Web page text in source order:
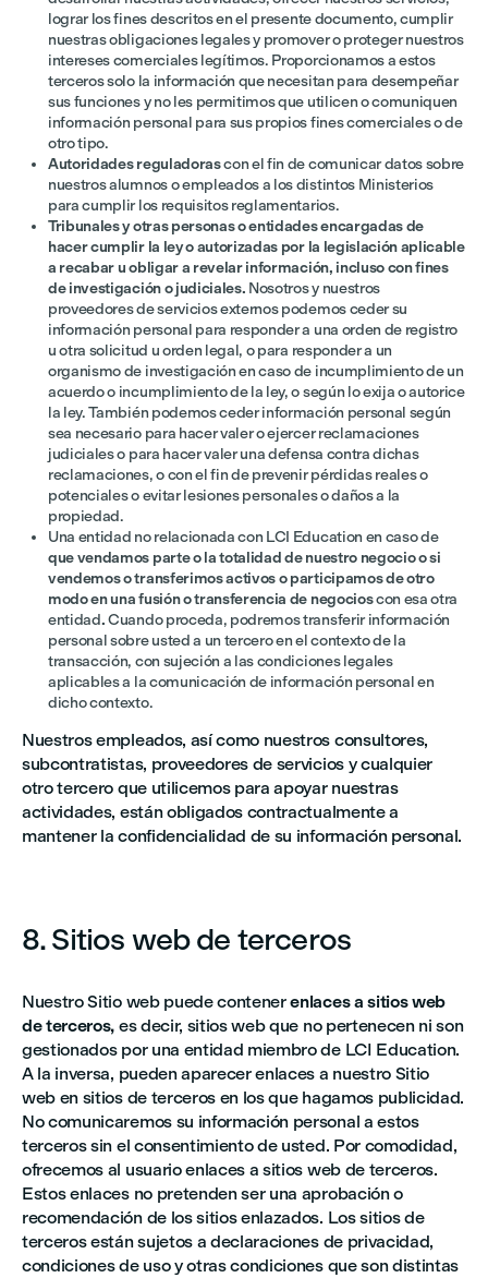
lograr los fines descritos en el presente documento, cumplir
nuestras obligaciones legales y promover o proteger nuestros
intereses comerciales legítimos. Proporcionamos a estos
terceros solo la información que necesitan para desempeñar
sus funciones y no les permitimos que utilicen o comuniquen
información personal para sus propios fines comerciales o de
otro tipo.
Autoridades reguladorascon el fin de comunicar datos sobre
nuestros alumnos o empleados a los distintos Ministerios
para cumplir los requisitos reglamentarios.
Tribunales y otras personas o entidades encargadas de
hacer cumplir la ley o autorizadas por la legislación aplicable
a recabar u obligar a revelar información, incluso con fines
de investigación o judiciales. Nosotros y nuestros
proveedores de servicios externos podemos ceder su
información personal para responder a una orden de registro
u otra solicitud u orden legal, o para responder a un
organismo de investigación en caso de incumplimiento de un
acuerdo o incumplimiento de la ley, o según lo exija o autorice
la ley. También podemos ceder información personal según
sea necesario para hacer valer o ejercer reclamaciones
judiciales o para hacer valer una defensa contra dichas
reclamaciones, o con el fin de prevenir pérdidas reales o
potenciales o evitar lesiones personales o daños a la
propiedad.
Una entidad no relacionada con LCI Education en caso de
que vendamos parte o la totalidad de nuestro negocio o si
vendemos o transferimos activos o participamos de otro
modo en una fusión o transferencia de negocioscon esa otra
entidad.Cuando proceda, podremos transferir información
personal sobre usted a un tercero en el contexto de la
transacción, con sujeción a las condiciones legales
aplicables a la comunicación de información personal en
dicho contexto.
Nuestros empleados, así como nuestros consultores,
subcontratistas, proveedores de servicios y cualquier
otro tercero que utilicemos para apoyar nuestras
actividades, están obligados contractualmente a
mantener la confidencialidad de su información personal.
8. Sitios web de terceros
Nuestro Sitio web puede contenerenlaces a sitios web
de terceros, es decir, sitios web que no pertenecen ni son
gestionados por una entidad miembro de LCI Education.
A la inversa, pueden aparecer enlaces a nuestro Sitio
web en sitios de terceros en los que hagamos publicidad.
No comunicaremos su información personal a estos
terceros sin el consentimiento de usted. Por comodidad,
ofrecemos al usuario enlaces a sitios web de terceros.
Estos enlaces no pretenden ser una aprobación o
recomendación de los sitios enlazados. Los sitios de
terceros están sujetos a declaraciones de privacidad,
condiciones de uso y otras condiciones que son distintas